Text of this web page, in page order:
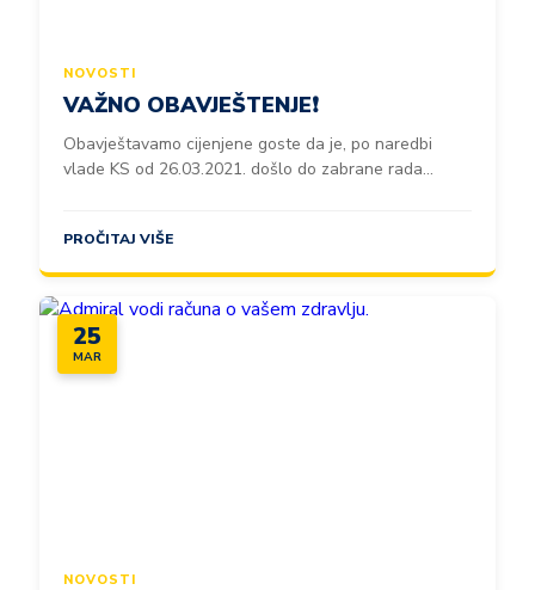
NOVOSTI
VAŽNO OBAVJEŠTENJE❗️
Obavještavamo cijenjene goste da je, po naredbi
vlade KS od 26.03.2021. došlo do zabrane rada...
PROČITAJ VIŠE
25
MAR
NOVOSTI